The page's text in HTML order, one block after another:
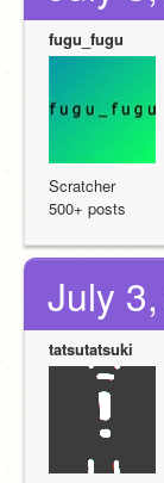
fugu_fugu
Scratcher
500+ posts
July
tatsutatsuki